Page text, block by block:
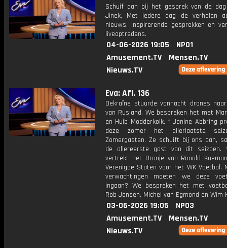
Schuif aan bij het gesprek van de
Jinek. Met iedere dag de verhalen
nieuws, inspirerende gesprekken en
liveoptredens.
04-06-2026 19:05
NPO1
Amusement.TV
Mensen.TV
Nieuws.TV
Eva: Afl. 136
Oekraïne stuurde vannacht drones
van Rusland. We bespreken het met
en Huib Modderkolk. * Janine Abbring
deze zomer het allerlaatste
Zomergasten. Ze schuift bij ons aan,
de allereerste gast van dit seizoen.
vertrekt het Oranje van Ronald
Verenigde Staten voor het WK Voetbal.
verwachtingen moeten we deze
ingaan? We bespreken het met
Rob Jansen, Michel van Egmond en Wim
03-06-2026 19:05
NPO3
Amusement.TV
Mensen.TV
Nieuws.TV